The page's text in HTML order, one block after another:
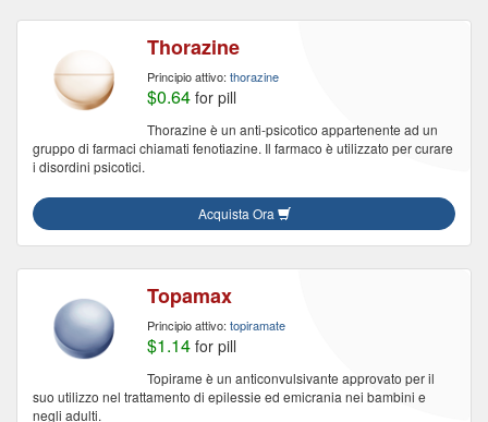
Thorazine
Principio attivo: thorazine
$0.64 for pill
Thorazine è un anti-psicotico appartenente ad un
gruppo di farmaci chiamati fenotiazine. Il farmaco è utilizzato per curare
i disordini psicotici.
Acquista Ora
Topamax
Principio attivo: topiramate
$1.14 for pill
Topirame è un anticonvulsivante approvato per il
suo utilizzo nel trattamento di epilessie ed emicrania nei bambini e
negli adulti.